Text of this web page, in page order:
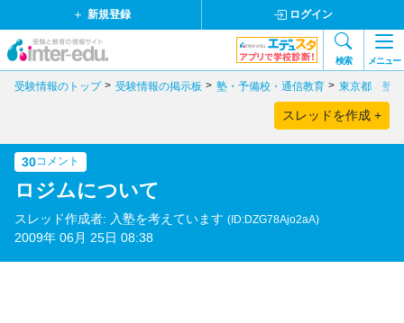
新規登録 ログイン
検索 メニュー
受験情報のトップ 受験情報の掲示板 塾・予備校・通信教育 東京都 塾・
スレッドを作成 +
30コメント
ロジムについて
スレッド作成者: 入塾を考えています (ID:DZG78Ajo2aA)
2009年 06月 25日 08:38